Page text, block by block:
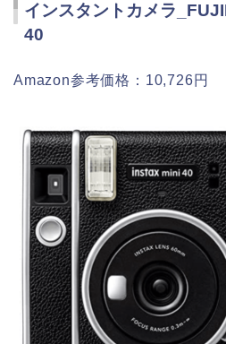
インスタントカメラ
40
Amazon参考価格：10,726円